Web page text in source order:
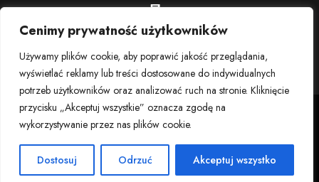
Cenimy prywatność użytkowników
Używamy plików cookie, aby poprawić jakość przeglądania,
wyświetlać reklamy lub treści dostosowane do indywidualnych
potrzeb użytkowników oraz analizować ruch na stronie. Kliknięcie
przycisku „Akceptuj wszystkie” oznacza zgodę na
wykorzystywanie przez nas plików cookie.
Dostosuj Odrzuć Akceptuj wszystko
recepcja@trenerindywidualny.pl
2024 © Trener personalny Warszawa - Ursynów | Siłownia,
Regulaminy dotyczące klubu Polityka prywatności